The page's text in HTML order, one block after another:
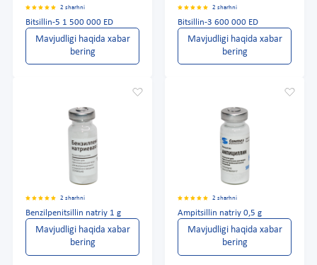
2 sharhni
Bitsillin-5 1 500 000 ED
Mavjudligi haqida xabar
bering
2 sharhni
Bitsillin-3 600 000 ED
Mavjudligi haqida xabar
bering
2 sharhni
Benzilpenitsillin natriy 1 g
Mavjudligi haqida xabar
bering
2 sharhni
Ampitsillin natriy 0,5 g
Mavjudligi haqida xabar
bering